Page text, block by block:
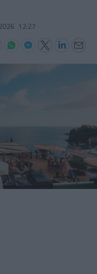
12:27